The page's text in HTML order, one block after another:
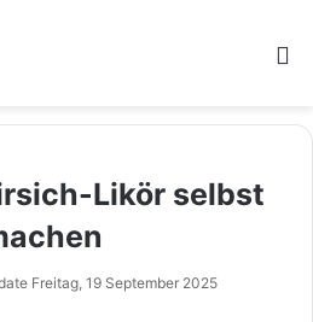
Likör selbst
Freitag, 19 September 2025